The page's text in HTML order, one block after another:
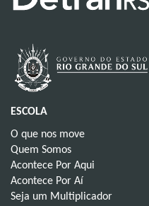
ESCOLA
O que nos move
Quem Somos
Acontece Por Aqui
Acontece Por Aí
Seja um Multiplicador